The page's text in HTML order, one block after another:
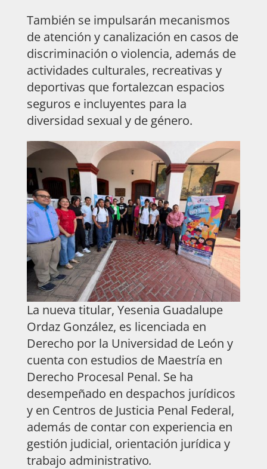
También se impulsarán mecanismos
de atención y canalización en casos de
discriminación o violencia, además de
actividades culturales, recreativas y
deportivas que fortalezcan espacios
seguros e incluyentes para la
diversidad sexual y de género.
La nueva titular, Yesenia Guadalupe
Ordaz González, es licenciada en
Derecho por la Universidad de León y
cuenta con estudios de Maestría en
Derecho Procesal Penal. Se ha
desempeñado en despachos jurídicos
y en Centros de Justicia Penal Federal,
además de contar con experiencia en
gestión judicial, orientación jurídica y
trabajo administrativo.